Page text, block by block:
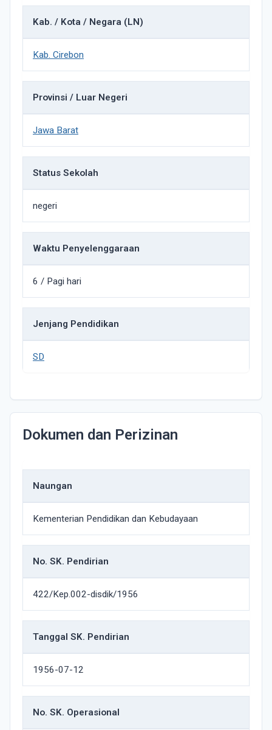
Kab. / Kota / Negara (LN)
Kab. Cirebon
Provinsi / Luar Negeri
Jawa Barat
Status Sekolah
negeri
Waktu Penyelenggaraan
6 / Pagi hari
Jenjang Pendidikan
SD
Dokumen dan Perizinan
Naungan
Kementerian Pendidikan dan Kebudayaan
No. SK. Pendirian
422/Kep.002-disdik/1956
Tanggal SK. Pendirian
1956-07-12
No. SK. Operasional